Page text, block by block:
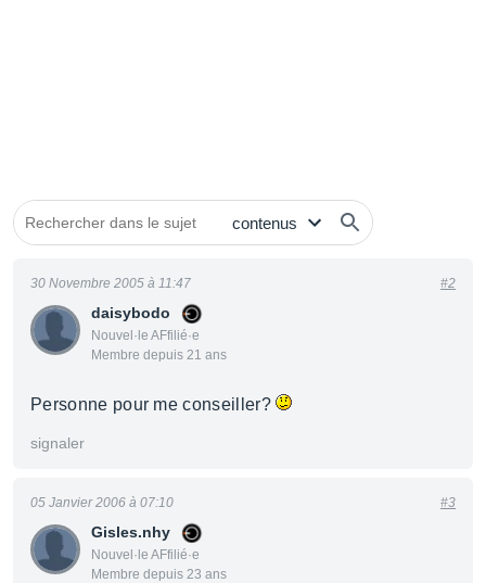
daisybodo
Nouvel·le AFfilié·e
Membre depuis 21 ans
30 Novembre 2005 à 11:47 #2
Personne pour me conseiller?
signaler
Gisles.nhy
Nouvel·le AFfilié·e
Membre depuis 23 ans
05 Janvier 2006 à 07:10 #3